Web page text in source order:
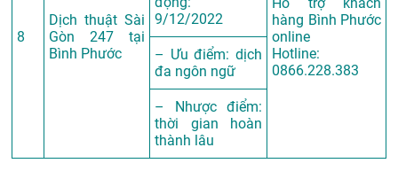
8
Dịch thuật Sài
Gòn 247 tại
Bình Phước
hàng Bình Phước
online
Hotline:
0866.228.383
9/12/2022
– Ưu điểm: dịch
đa ngôn ngữ
– Nhược điểm:
thời gian hoàn
thành lâu